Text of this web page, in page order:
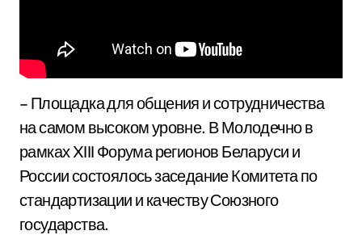
– Площадка для общения и сотрудничества
на самом высоком уровне. В Молодечно в
рамках XIII Форума регионов Беларуси и
России состоялось заседание Комитета по
стандартизации и качеству Союзного
государства.